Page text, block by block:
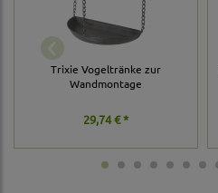
Trixie Vogeltränke zur
Wandmontage
29,74 € *